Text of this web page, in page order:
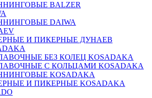
BALZER
DAIWA
И ПИКЕРНЫЕ ДУНАЕВ
БЕЗ КОЛЕЦ KOSADAKA
С КОЛЬЦАМИ KOSADAKA
KOSADAKA
И ПИКЕРНЫЕ KOSADAKA